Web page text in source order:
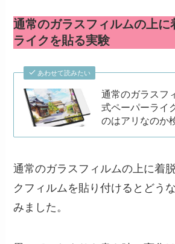
通常のガラスフィルムの上に
ライクを貼る実験
あわせて読みたい
通常のガラスフ
式ペーパーライ
のはアリなのか
通常のガラスフィルムの上に着
クフィルムを貼り付けるとどう
みました。